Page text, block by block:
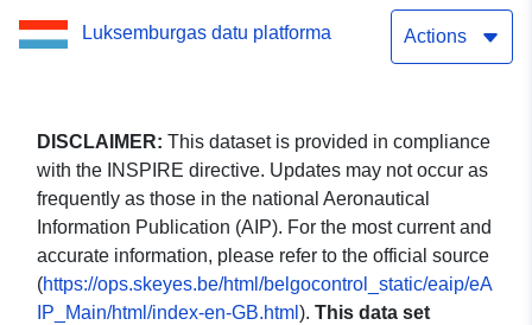
Luksemburgas datu platforma Actions
DISCLAIMER: This dataset is provided in compliance
with the INSPIRE directive. Updates may not occur as
frequently as those in the national Aeronautical
Information Publication (AIP). For the most current and
accurate information, please refer to the official source
(https://ops.skeyes.be/html/belgocontrol_static/eaip/eA
IP_Main/html/index-en-GB.html ). This data set